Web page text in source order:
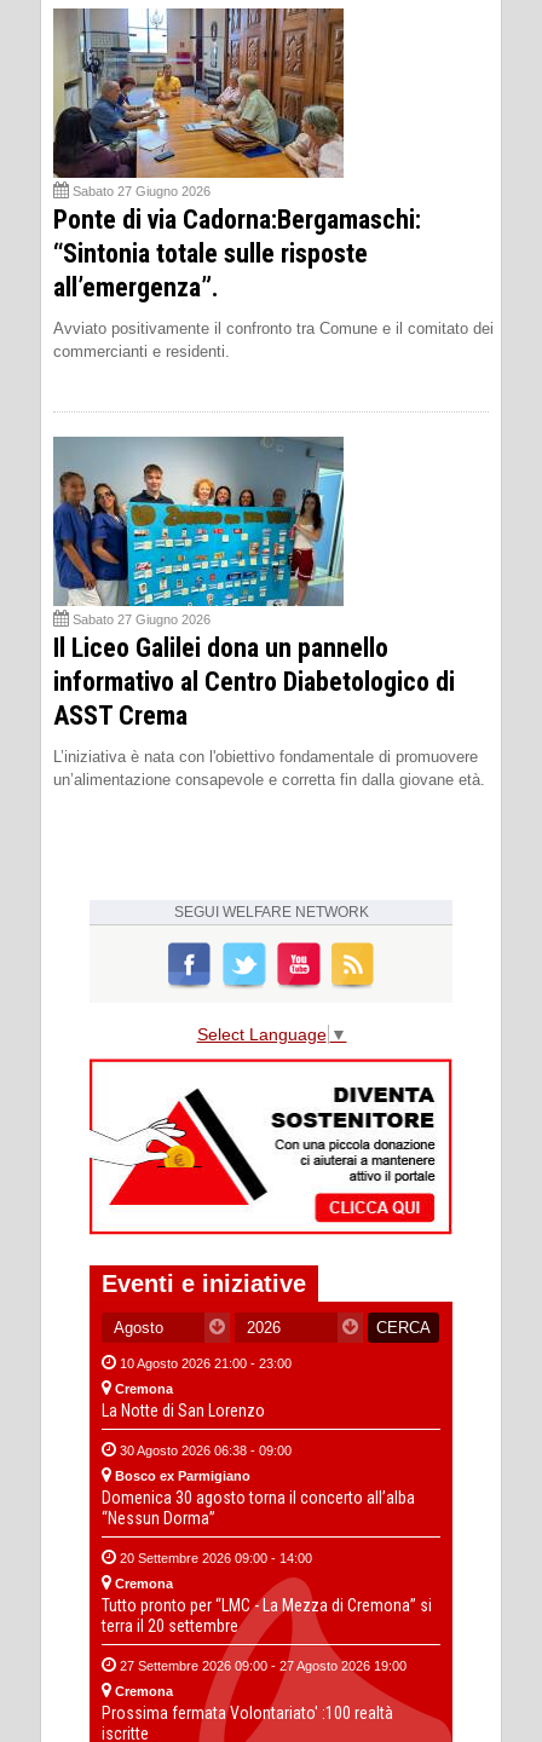
Sabato 27 Giugno 2026
Ponte di via Cadorna:Bergamaschi:
“Sintonia totale sulle risposte
all’emergenza”.
Avviato positivamente il confronto tra Comune e il comitato dei
commercianti e residenti.
Sabato 27 Giugno 2026
Il Liceo Galilei dona un pannello
informativo al Centro Diabetologico di
ASST Crema
L’iniziativa è nata con l'obiettivo fondamentale di promuovere
un’alimentazione consapevole e corretta fin dalla giovane età.
SEGUI WELFARE NETWORK
Select Language ▼
Eventi e iniziative
10 Agosto 2026 21:00 - 23:00
Cremona
La Notte di San Lorenzo
30 Agosto 2026 06:38 - 09:00
Bosco ex Parmigiano
Domenica 30 agosto torna il concerto all’alba
“Nessun Dorma”
20 Settembre 2026 09:00 - 14:00
Cremona
Tutto pronto per “LMC - La Mezza di Cremona” si
terra il 20 settembre
27 Settembre 2026 09:00 - 27 Agosto 2026 19:00
Cremona
Prossima fermata Volontariato' :100 realtà
iscritte